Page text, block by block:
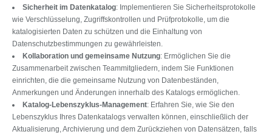
Sicherheit im Datenkatalog: Implementieren Sie Sicherheitsprotokolle
wie Verschlüsselung, Zugriffskontrollen und Prüfprotokolle, um die
katalogisierten Daten zu schützen und die Einhaltung von
Datenschutzbestimmungen zu gewährleisten.
Kollaboration und gemeinsame Nutzung: Ermöglichen Sie die
Zusammenarbeit zwischen Teammitgliedern, indem Sie Funktionen
einrichten, die die gemeinsame Nutzung von Datenbeständen,
Anmerkungen und Änderungen innerhalb des Katalogs ermöglichen.
Katalog-Lebenszyklus-Management: Erfahren Sie, wie Sie den
Lebenszyklus Ihres Datenkatalogs verwalten können, einschließlich der
Aktualisierung, Archivierung und dem Zurückziehen von Datensätzen, falls